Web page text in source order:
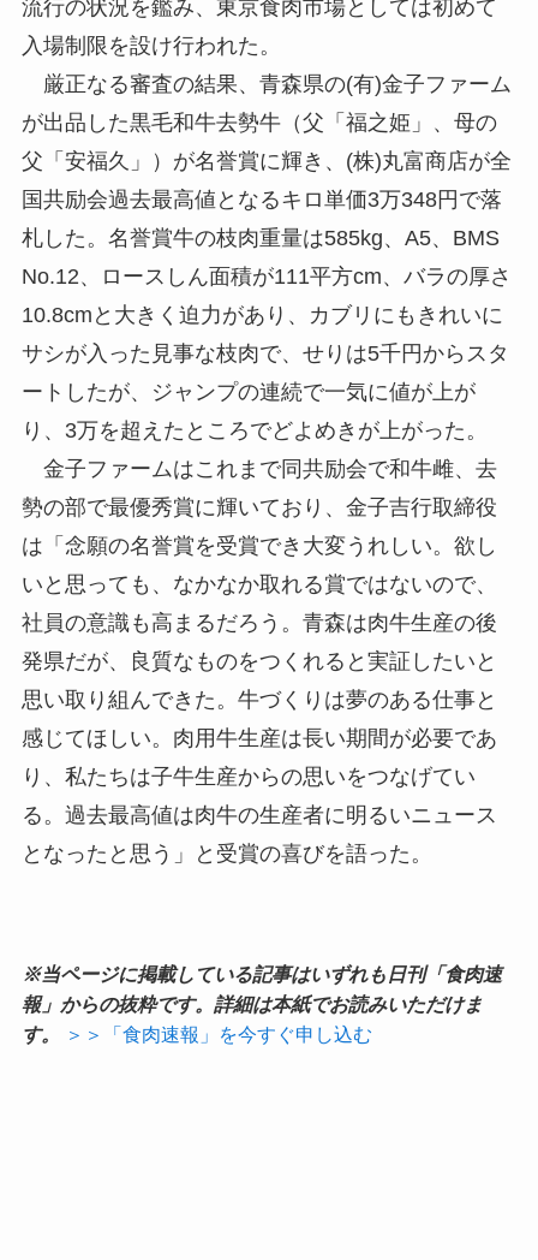
流行の状況を鑑み、東京食肉市場としては初めて
入場制限を設け行われた。
厳正なる審査の結果、青森県の(有)金子ファーム
が出品した黒毛和牛去勢牛（父「福之姫」、母の
父「安福久」）が名誉賞に輝き、(株)丸富商店が全
国共励会過去最高値となるキロ単価3万348円で落
札した。名誉賞牛の枝肉重量は585kg、A5、BMS
No.12、ロースしん面積が111平方cm、バラの厚さ
10.8cmと大きく迫力があり、カブリにもきれいに
サシが入った見事な枝肉で、せりは5千円からスタ
ートしたが、ジャンプの連続で一気に値が上が
り、3万を超えたところでどよめきが上がった。
金子ファームはこれまで同共励会で和牛雌、去
勢の部で最優秀賞に輝いており、金子吉行取締役
は「念願の名誉賞を受賞でき大変うれしい。欲し
いと思っても、なかなか取れる賞ではないので、
社員の意識も高まるだろう。青森は肉牛生産の後
発県だが、良質なものをつくれると実証したいと
思い取り組んできた。牛づくりは夢のある仕事と
感じてほしい。肉用牛生産は長い期間が必要であ
り、私たちは子牛生産からの思いをつなげてい
る。過去最高値は肉牛の生産者に明るいニュース
となったと思う」と受賞の喜びを語った。
※当ページに掲載している記事はいずれも日刊「食肉速
報」からの抜粋です。詳細は本紙でお読みいただけま
す。
＞＞「食肉速報」を今すぐ申し込む